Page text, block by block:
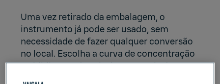
Uma vez retirado da embalagem, o
instrumento já pode ser usado, sem
necessidade de fazer qualquer conversão
no local. Escolha a curva de concentração
na biblioteca da Vaisala com mais de 500